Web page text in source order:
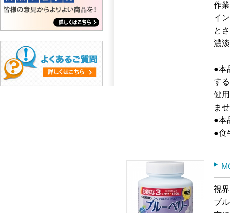
作
イ
と
濃
●本
す
健
ま
●本
●食
視
ブ